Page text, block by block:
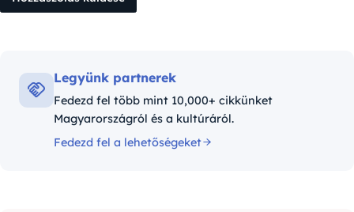
Legyünk partnerek
Fedezd fel több mint 10,000+ cikkünket
Magyarországról és a kultúráról.
Fedezd fel a lehetőségeket